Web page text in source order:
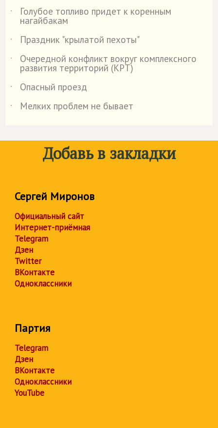
˙ Голубое топливо придет к коренным
нагайбакам
˙
Праздник "крылатой пехоты"
˙
Очередной конфликт вокруг комплексного
развития территорий (КРТ)
˙
Опасный проезд
˙
Мелких проблем не бывает
Добавь в закладки
Сергей Миронов
Официальный сайт
Интернет-приёмная
Telegram
Дзен
Twitter
ВКонтакте
Одноклассники
Партия
Telegram
Дзен
ВКонтакте
Одноклассники
YouTube